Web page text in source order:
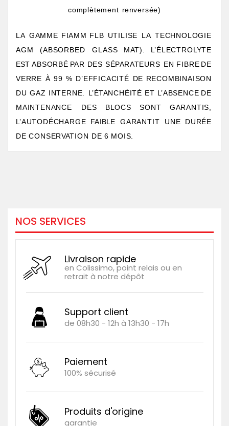
complètement renversée)
LA GAMME FIAMM FLB UTILISE LA TECHNOLOGIE
AGM
(ABSORBED GLASS MAT). L’ÉLECTROLYTE
EST ABSORBÉ PAR DES SÉPARATEURS EN FIBRE DE
VERRE À 99 % D’EFFICACITÉ DE RECOMBINAISON
DU GAZ INTERNE. L’ÉTANCHÉITÉ ET L’ABSENCE DE
MAINTENANCE
DES BLOCS SONT
GARANTIS,
L’AUTODÉCHARGE FAIBLE GARANTIT UNE
DURÉE
DE CONSERVATION DE 6 MOIS.
NOS SERVICES
Livraison rapide
en Colissimo, point relais ou en
retrait à notre dépôt
Support client
de 08h30 - 12h à 13h30 - 17h
Paiement
100% sécurisé
Produits d'origine
garantie